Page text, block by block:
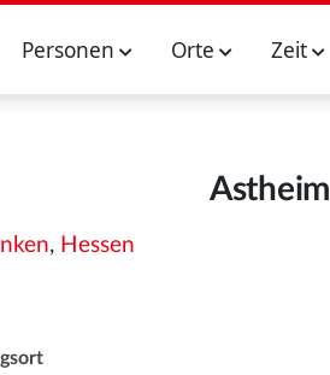
Personen Orte Zeit
Astheim
, Hessen